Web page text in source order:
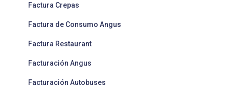
Factura Crepas
Factura de Consumo Angus
Factura Restaurant
Facturación Angus
Facturación Autobuses